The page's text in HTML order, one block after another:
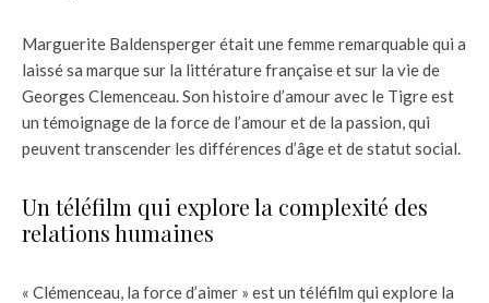
Marguerite Baldensperger était une femme remarquable qui a
laissé sa marque sur la littérature française et sur la vie de
Georges Clemenceau. Son histoire d’amour avec le Tigre est
un témoignage de la force de l’amour et de la passion, qui
peuvent transcender les différences d’âge et de statut social.
Un téléfilm qui explore la complexité des
relations humaines
« Clémenceau, la force d’aimer » est un téléfilm qui explore la